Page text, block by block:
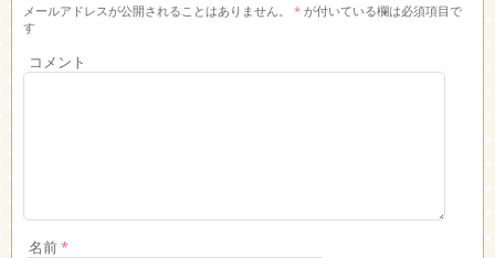
メールアドレスが公開されることはありません。 * が付いている欄は必須項目で
す
コメント
名前*